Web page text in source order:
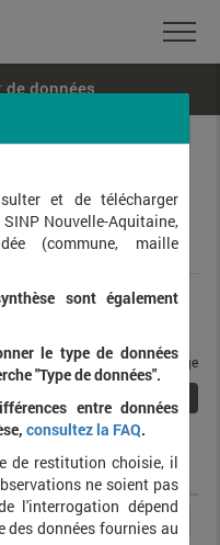
de données
taxons / page
vernaculaire
et de télécharger
Nouvelle-Aquitaine,
(commune, maille
sont également
le type de données
"Type de données".
entre données
consultez la FAQ.
de restitution choisie, il
ne soient pas
l'interrogation dépend
données fournies au